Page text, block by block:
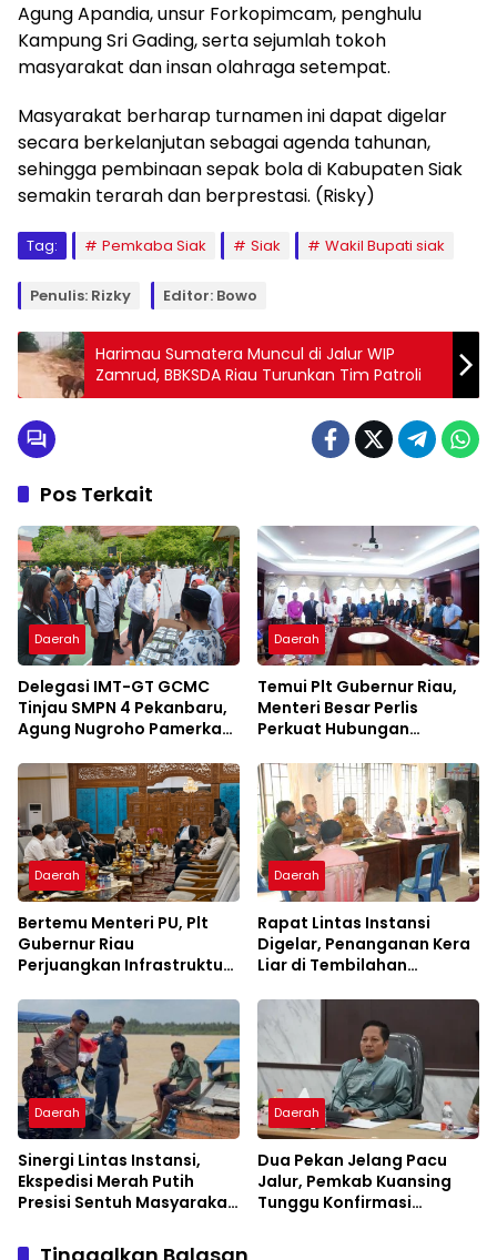
Agung Apandia, unsur Forkopimcam, penghulu
Kampung Sri Gading, serta sejumlah tokoh
masyarakat dan insan olahraga setempat.
Masyarakat berharap turnamen ini dapat digelar
secara berkelanjutan sebagai agenda tahunan,
sehingga pembinaan sepak bola di Kabupaten Siak
semakin terarah dan berprestasi. (Risky)
Tag: Pemkaba Siak Siak Wakil Bupati siak
Penulis: Rizky Editor: Bowo
Harimau Sumatera Muncul di Jalur WIP
Zamrud, BBKSDA Riau Turunkan Tim Patroli
Pos Terkait
Daerah
Delegasi IMT-GT GCMC
Tinjau SMPN 4 Pekanbaru,
Agung Nugroho Pamerkan
Daerah
Temui Plt Gubernur Riau,
Menteri Besar Perlis
Perkuat Hubungan
Daerah
Bertemu Menteri PU, Plt
Gubernur Riau
Perjuangkan Infrastruktur
Daerah
Rapat Lintas Instansi
Digelar, Penanganan Kera
Liar di Tembilahan
Daerah
Sinergi Lintas Instansi,
Ekspedisi Merah Putih
Presisi Sentuh Masyarakat
Daerah
Dua Pekan Jelang Pacu
Jalur, Pemkab Kuansing
Tunggu Konfirmasi